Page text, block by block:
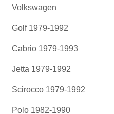
Volkswagen
Golf 1979-1992
Cabrio 1979-1993
Jetta 1979-1992
Scirocco 1979-1992
Polo 1982-1990